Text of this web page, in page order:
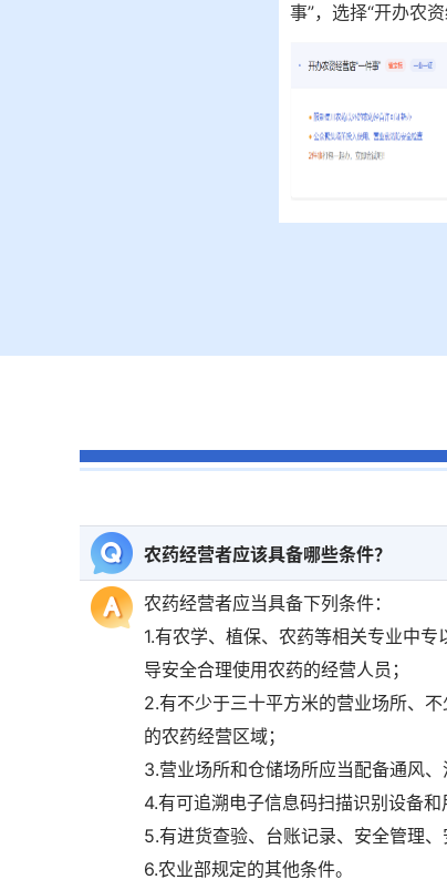
事”，选择“开办农资
农药经营者应该具备哪些条件？
农药经营者应当具备下列条件：
1.有农学、植保、农药等相关专业中
导安全合理使用农药的经营人员；
2.有不少于三十平方米的营业场所、
的农药经营区域；
3.营业场所和仓储场所应当配备通风
4.有可追溯电子信息码扫描识别设备
5.有进货查验、台账记录、安全管理
6.农业部规定的其他条件。